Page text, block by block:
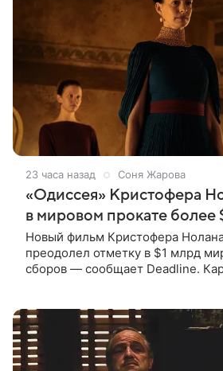
23 часа назад Соня Жарова
«Одиссея» Кристофера
в мировом прокате более
Новый фильм Кристофера
преодолел отметку в $1 млрд
сборов — сообщает Deadline.